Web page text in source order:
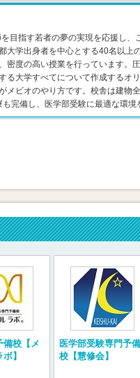
目指す若者の夢の実現を応援し、
大学出身者を中心とする40名以上
密度の高い授業を行っています。
る大学すべてについて作成するオ
メビオのやり方です。校舎は建物
完備し、医学部受験に最適な環境
備校【メ
】
医学部受験専門予備
校【慧修会】